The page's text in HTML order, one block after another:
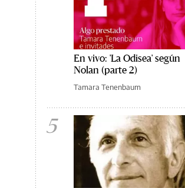
En vivo: 'La Odisea' según
Nolan (parte 2)
Tamara Tenenbaum
5